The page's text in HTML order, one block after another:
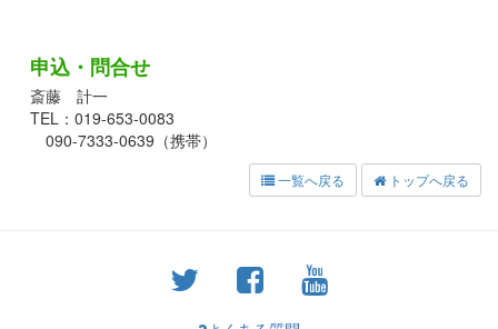
申込・問合せ
斎藤 計一
TEL：019-653-0083
090-7333-0639（携帯）
一覧へ戻る トップへ戻る